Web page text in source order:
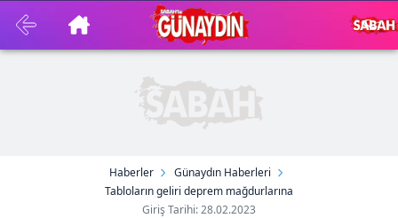
Haberler
Günaydın Haberleri
Tabloların geliri deprem mağdurlarına
Giriş Tarihi: 28.02.2023